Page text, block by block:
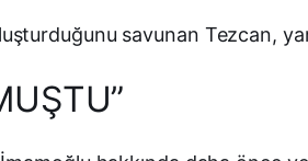
savunan Tezcan,